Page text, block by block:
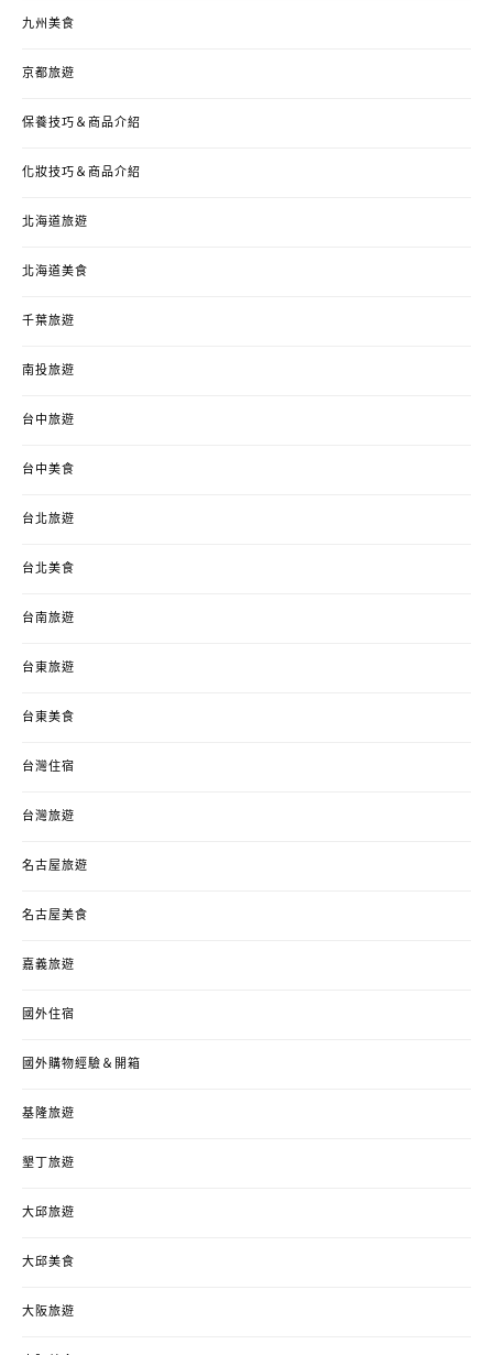
九州美食
京都旅遊
保養技巧＆商品介紹
化妝技巧＆商品介紹
北海道旅遊
北海道美食
千葉旅遊
南投旅遊
台中旅遊
台中美食
台北旅遊
台北美食
台南旅遊
台東旅遊
台東美食
台灣住宿
台灣旅遊
名古屋旅遊
名古屋美食
嘉義旅遊
國外住宿
國外購物經驗＆開箱
基隆旅遊
墾丁旅遊
大邱旅遊
大邱美食
大阪旅遊